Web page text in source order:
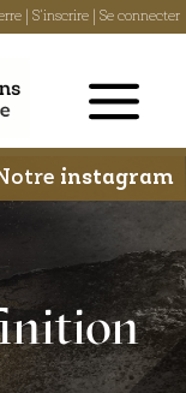
S'inscrire Se connecter
instagram